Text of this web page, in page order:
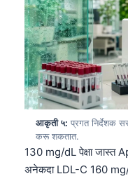
आकृती ५: प्रगत निर्देशक
करू शकतात.
130 mg/dL पेक्षा जास्त
अनेकदा LDL-C 160 mg/